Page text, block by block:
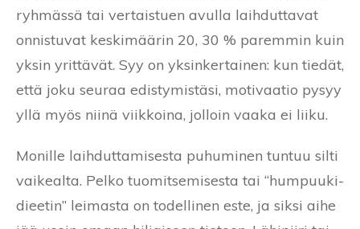
ryhmässä tai vertaistuen avulla laihduttavat
onnistuvat keskimäärin 20, 30 % paremmin kuin
yksin yrittävät. Syy on yksinkertainen: kun tiedät,
että joku seuraa edistymistäsi, motivaatio pysyy
yllä myös niinä viikkoina, jolloin vaaka ei liiku.
Monille laihduttamisesta puhuminen tuntuu silti
vaikealta. Pelko tuomitsemisesta tai “humpuuki-
dieetin” leimasta on todellinen este, ja siksi aihe